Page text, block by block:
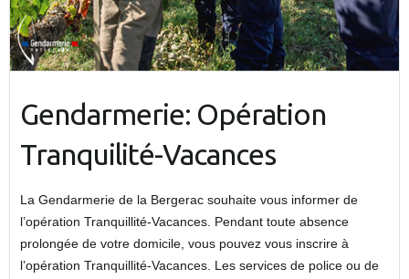
Gendarmerie: Opération
Tranquilité-Vacances
La Gendarmerie de la Bergerac souhaite vous informer de
l’opération Tranquillité-Vacances. Pendant toute absence
prolongée de votre domicile, vous pouvez vous inscrire à
l’opération Tranquillité-Vacances. Les services de police ou de